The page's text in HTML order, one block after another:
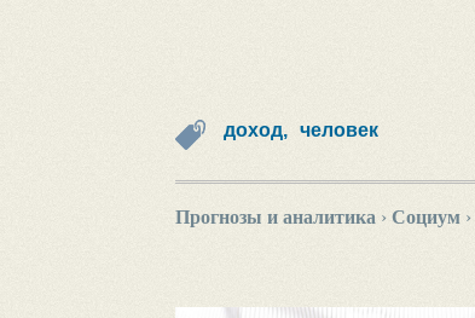
доход, человек
Прогнозы и аналитика › Социум›